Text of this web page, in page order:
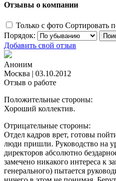
Отзывы о компании
Только с фото Сортировать
Порядок:
Добавить свой отзыв
Аноним
Москва | 03.10.2012
Отзыв о работе
Положительные стороны:
Хороший коллектив.
Отрицательные стороны:
Отдел кадров врет, готовы
люди пришли. Руководство на
директоров абсолютно
замечено никакого интереса к
генерального) пытается